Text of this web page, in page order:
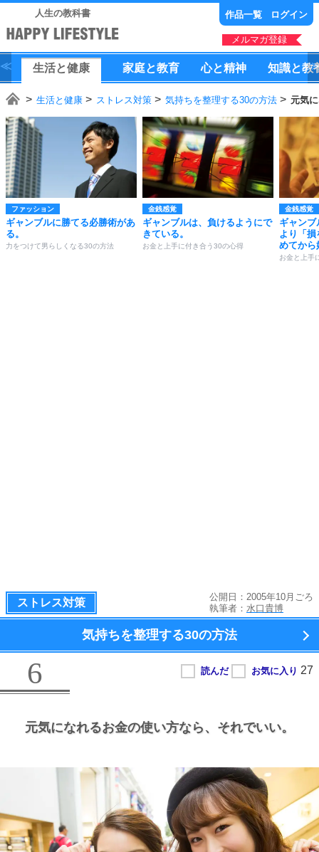
人生の教科書 作品一覧 ログイン
メルマガ登録
生活と健康 家庭と教育 心と精神 知識と教
生活と健康 ストレス対策 気持ちを整理する30の方法 元気
ファッション
ギャンブルに勝てる必勝術があ
る。
力をつけて男らしくなる30の方法
金銭感覚
ギャンブルは、負けるようにで
きている。
お金と上手に付き合う30の心得
金銭感覚
ギャン
より「
めてから
お金と上手
ストレス対策
公開日：2005年10月ごろ
執筆者： 水口貴博
気持ちを整理する30の方法
6
元気になれるお金の使い方なら、 それでいい。